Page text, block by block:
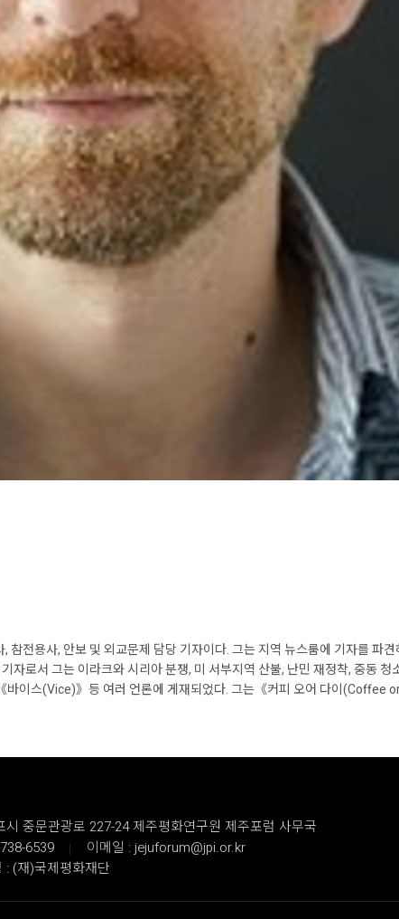
전용사, 안보 및 외교문제 담당 기자이다. 그는 지역 뉴스룸에 기자를 파
로서 그는 이라크와 시리아 분쟁, 미 서부지역 산불, 난민 재정착, 중동
이스(Vice)》등 여러 언론에 게재되었다. 그는《커피 오어 다이
중문관광로 227-24 제주평화연구원 제주포럼 사무국
6539
이메일 : jejuforum@jpi.or.kr
: (재)국제평화재단